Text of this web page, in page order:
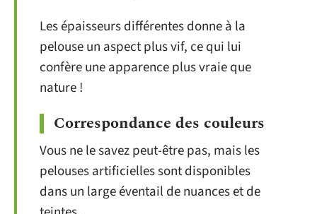
Les épaisseurs différentes donne à la
pelouse un aspect plus vif, ce qui lui
confère une apparence plus vraie que
nature !
Correspondance des couleurs
Vous ne le savez peut-être pas, mais les
pelouses artificielles sont disponibles
dans un large éventail de nuances et de